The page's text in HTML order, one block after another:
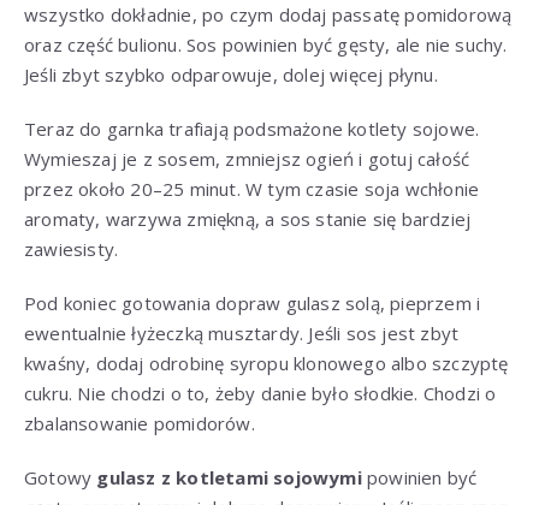
wszystko dokładnie, po czym dodaj passatę pomidorową
oraz część bulionu. Sos powinien być gęsty, ale nie suchy.
Jeśli zbyt szybko odparowuje, dolej więcej płynu.
Teraz do garnka trafiają podsmażone kotlety sojowe.
Wymieszaj je z sosem, zmniejsz ogień i gotuj całość
przez około 20–25 minut. W tym czasie soja wchłonie
aromaty, warzywa zmiękną, a sos stanie się bardziej
zawiesisty.
Pod koniec gotowania dopraw gulasz solą, pieprzem i
ewentualnie łyżeczką musztardy. Jeśli sos jest zbyt
kwaśny, dodaj odrobinę syropu klonowego albo szczyptę
cukru. Nie chodzi o to, żeby danie było słodkie. Chodzi o
zbalansowanie pomidorów.
Gotowy gulasz z kotletami sojowymipowinien być